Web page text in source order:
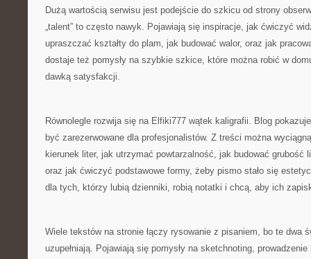
Dużą wartością serwisu jest podejście do szkicu od strony
„talent” to często nawyk. Pojawiają się inspiracje, jak ćwiczyć
upraszczać kształty do plam, jak budować walor, oraz jak
dostaje też pomysły na szybkie szkice, które można robić w
dawką satysfakcji.
Równolegle rozwija się na Elfiki777 wątek kaligrafii. Blog
być zarezerwowane dla profesjonalistów. Z treści można
kierunek liter, jak utrzymać powtarzalność, jak budować grubość
oraz jak ćwiczyć podstawowe formy, żeby pismo stało się
dla tych, którzy lubią dzienniki, robią notatki i chcą, aby ich
Wiele tekstów na stronie łączy rysowanie z pisaniem, bo te dwa
uzupełniają. Pojawiają się pomysły na sketchnoting,